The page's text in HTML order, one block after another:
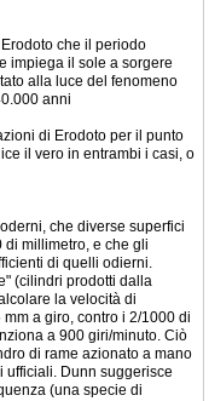
che il periodo
impiega il sole a sorgere
alla luce del fenomeno
anni
di Erodoto per il punto
il vero in entrambi i casi, o
che diverse superfici
di millimetro, e che gli
di quelli odierni.
(cilindri prodotti dalla
la velocità di
a giro, contro i 2/1000 di
a 900 giri/minuto. Ciò
di rame azionato a mano
ufficiali. Dunn suggerisce
(una specie di